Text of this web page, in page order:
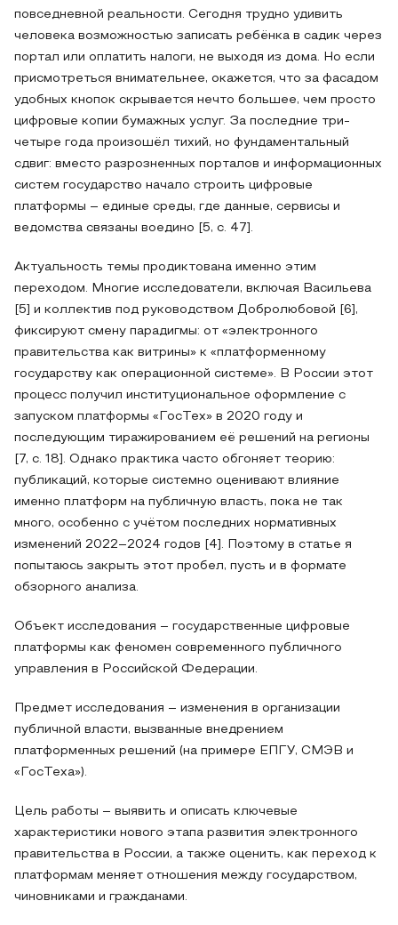
повседневной реальности. Сегодня трудно удивить
человека возможностью записать ребёнка в садик через
портал или оплатить налоги, не выходя из дома. Но если
присмотреться внимательнее, окажется, что за фасадом
удобных кнопок скрывается нечто большее, чем просто
цифровые копии бумажных услуг. За последние три-
четыре года произошёл тихий, но фундаментальный
сдвиг: вместо разрозненных порталов и информационных
систем государство начало строить цифровые
платформы – единые среды, где данные, сервисы и
ведомства связаны воедино [5, с. 47].
Актуальность темы продиктована именно этим
переходом. Многие исследователи, включая Васильева
[5] и коллектив под руководством Добролюбовой [6],
фиксируют смену парадигмы: от «электронного
правительства как витрины» к «платформенному
государству как операционной системе». В России этот
процесс получил институциональное оформление с
запуском платформы «ГосТех» в 2020 году и
последующим тиражированием её решений на регионы
[7, с. 18]. Однако практика часто обгоняет теорию:
публикаций, которые системно оценивают влияние
именно платформ на публичную власть, пока не так
много, особенно с учётом последних нормативных
изменений 2022–2024 годов [4]. Поэтому в статье я
попытаюсь закрыть этот пробел, пусть и в формате
обзорного анализа.
Объект исследования – государственные цифровые
платформы как феномен современного публичного
управления в Российской Федерации.
Предмет исследования – изменения в организации
публичной власти, вызванные внедрением
платформенных решений (на примере ЕПГУ, СМЭВ и
«ГосТеха»).
Цель работы – выявить и описать ключевые
характеристики нового этапа развития электронного
правительства в России, а также оценить, как переход к
платформам меняет отношения между государством,
чиновниками и гражданами.